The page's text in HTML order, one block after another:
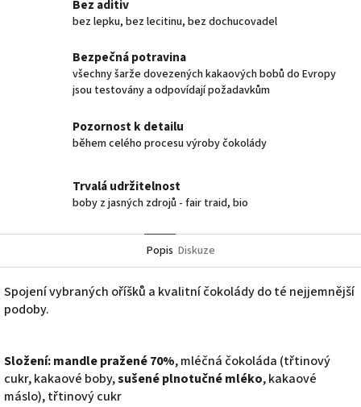
Bez aditiv
bez lepku, bez lecitinu, bez dochucovadel
Bezpečná potravina
všechny šarže dovezených kakaových bobů do Evropy
jsou testovány a odpovídají požadavkům
Pozornost k detailu
během celého procesu výroby čokolády
Trvalá udržitelnost
boby z jasných zdrojů - fair traid, bio
Popis Diskuze
Spojení vybraných oříšků a kvalitní čokolády do té nejjemnější
podoby.
Složení:mandle pražené 70%, mléčná čokoláda (třtinový
cukr, kakaové boby,sušené plnotučné mléko, kakaové
máslo), třtinový cukr